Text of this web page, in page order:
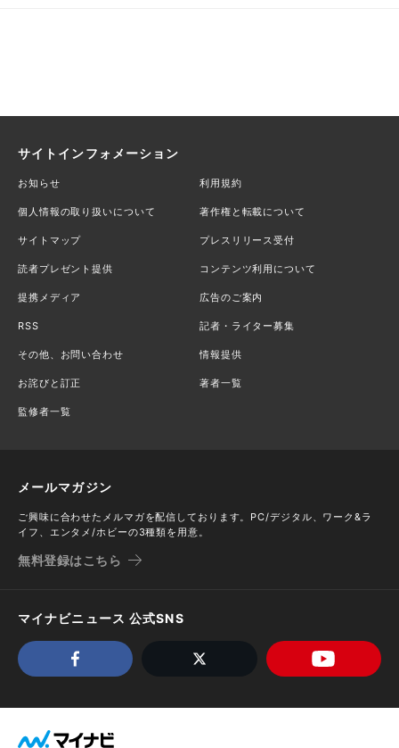
サイトインフォメーション
お知らせ 利用規約
個人情報の取り扱いについて 著作権と転載について
サイトマップ プレスリリース受付
読者プレゼント提供 コンテンツ利用について
提携メディア 広告のご案内
RSS 記者・ライター募集
その他、お問い合わせ 情報提供
お詫びと訂正 著者一覧
監修者一覧
メールマガジン
ご興味に合わせたメルマガを配信しております。PC/デジタル、ワーク&ラ
イフ、エンタメ/ホビーの3種類を用意。
無料登録はこちら
マイナビニュース 公式SNS